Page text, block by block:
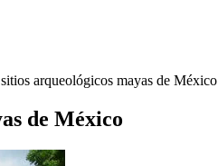
arqueológicos mayas de México
de México